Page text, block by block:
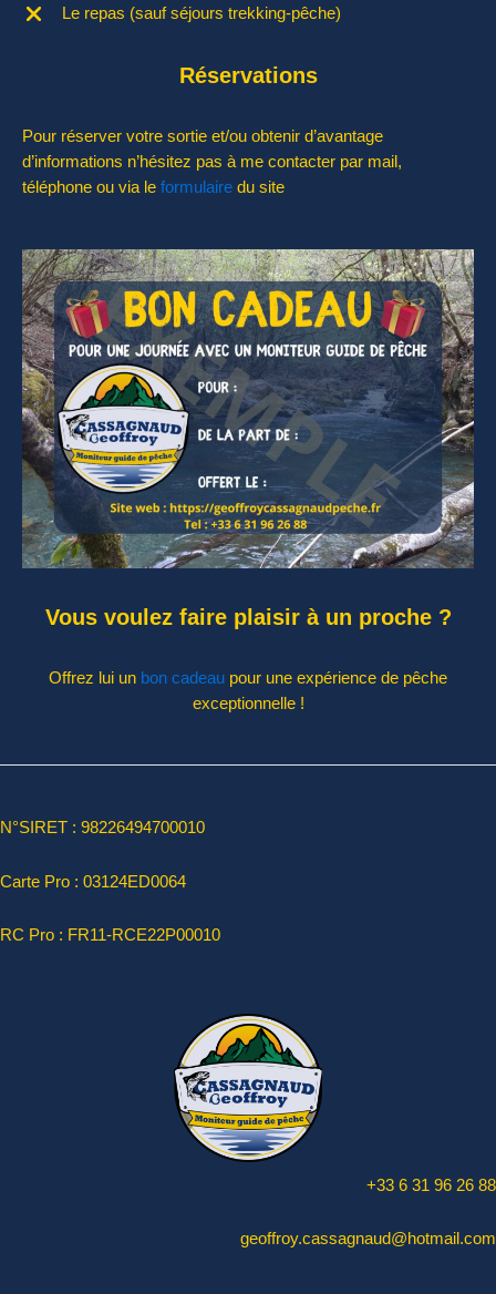
Le repas (sauf séjours trekking-pêche)
Réservations
Pour réserver votre sortie et/ou obtenir d’avantage
d’informations n’hésitez pas à me contacter par mail,
téléphone ou via le formulaire du site
Vous voulez faire plaisir à un proche ?
Offrez lui un bon cadeau pour une expérience de pêche
exceptionnelle !
N°SIRET : 98226494700010
Carte Pro : 03124ED0064
RC Pro : FR11-RCE22P00010
+33 6 31 96 26 88
geoffroy.cassagnaud@hotmail.com